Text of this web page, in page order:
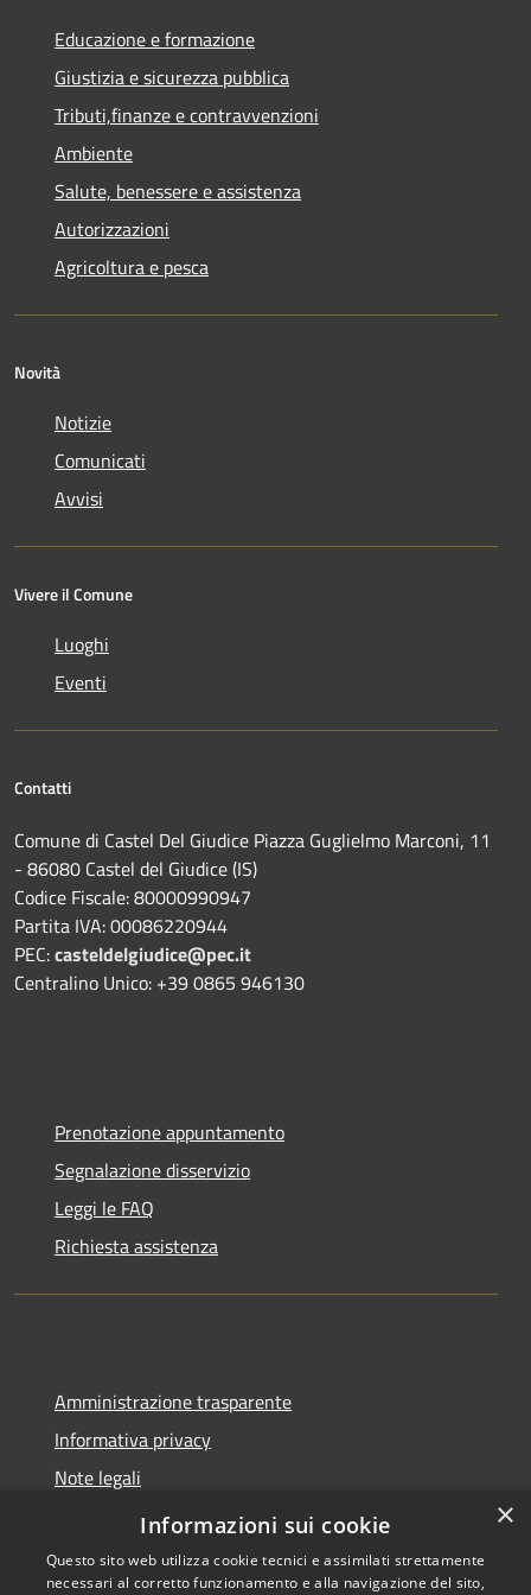
Educazione e formazione
Giustizia e sicurezza pubblica
Tributi,finanze e contravvenzioni
Ambiente
Salute, benessere e assistenza
Autorizzazioni
Agricoltura e pesca
Novità
Notizie
Comunicati
Avvisi
Vivere il Comune
Luoghi
Eventi
Contatti
Comune di Castel Del Giudice Piazza Guglielmo Marconi, 11
- 86080 Castel del Giudice (IS)
Codice Fiscale: 80000990947
Partita IVA: 00086220944
PEC:casteldelgiudice@pec.it
Centralino Unico: +39 0865 946130
Prenotazione appuntamento
Segnalazione disservizio
Leggi le FAQ
Richiesta assistenza
Amministrazione trasparente
Informativa privacy
Note legali
Dichiarazione di accessibilità
×
Informazioni sui cookie
Questo sito web utilizza cookie tecnici e assimilati strettamente
necessari al corretto funzionamento e alla navigazione del sito,